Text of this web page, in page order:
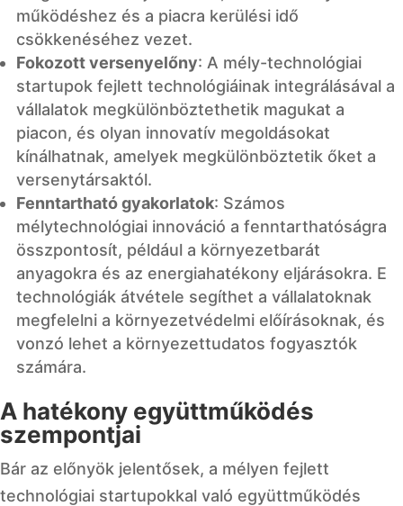
működéshez és a piacra kerülési idő
csökkenéséhez vezet.
Fokozott versenyelőny: A mély-technológiai
startupok fejlett technológiáinak integrálásával a
vállalatok megkülönböztethetik magukat a
piacon, és olyan innovatív megoldásokat
kínálhatnak, amelyek megkülönböztetik őket a
versenytársaktól.
Fenntartható gyakorlatok: Számos
mélytechnológiai innováció a fenntarthatóságra
összpontosít, például a környezetbarát
anyagokra és az energiahatékony eljárásokra. E
technológiák átvétele segíthet a vállalatoknak
megfelelni a környezetvédelmi előírásoknak, és
vonzó lehet a környezettudatos fogyasztók
számára.
A hatékony együttműködés
szempontjai
Bár az előnyök jelentősek, a mélyen fejlett
technológiai startupokkal való együttműködés